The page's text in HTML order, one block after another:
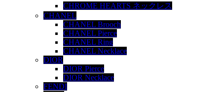
CHROME HEARTS ネックレス
CHANEL
CHANEL Brooch
CHANEL Pierce
CHANEL Ring
CHANEL Necklace
DIOR
DIOR Pierce
DIOR Necklace
FENDI